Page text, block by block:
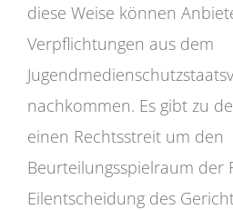
diese Weise können
Verpflichtungen aus dem
nachkommen. Es gibt zu
einen Rechtsstreit um den
Beurteilungsspielraum der
Eilentscheidung des